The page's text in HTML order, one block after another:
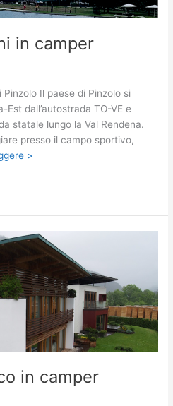
in camper
Il paese di Pinzolo si
dall’autostrada TO-VE e
statale lungo la Val Rendena.
presso il campo sportivo,
>
in camper